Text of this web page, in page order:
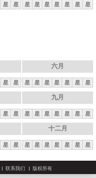
星 星 星 星 星 星 星 星 星
星 星
六月
星 星 星 星 星 星 星
星 星
九月
星 星 星 星 星 星 星
星 星
十二月
星 星 星 星 星 星 星
联系我们 版权所有